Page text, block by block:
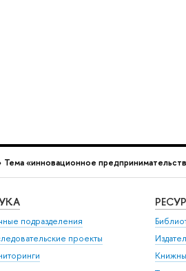
Тема «инновационное
подразделения
проекты